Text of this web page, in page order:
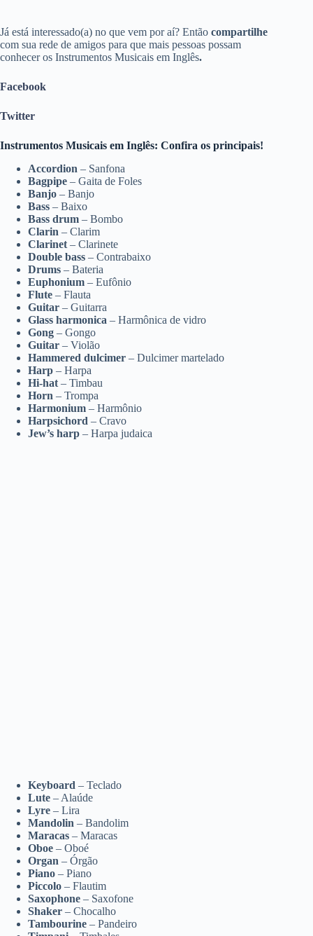
Já está interessado(a) no que vem por aí? Então compartilhe
com sua rede de amigos para que mais pessoas possam
conhecer os Instrumentos Musicais em Inglês.
Facebook
Twitter
Instrumentos Musicais em Inglês: Confira os principais!
Accordion – Sanfona
Bagpipe – Gaita de Foles
Banjo – Banjo
Bass – Baixo
Bass drum – Bombo
Clarin – Clarim
Clarinet – Clarinete
Double bass – Contrabaixo
Drums – Bateria
Euphonium – Eufônio
Flute – Flauta
Guitar – Guitarra
Glass harmonica – Harmônica de vidro
Gong – Gongo
Guitar – Violão
Hammered dulcimer – Dulcimer martelado
Harp – Harpa
Hi-hat – Timbau
Horn – Trompa
Harmonium – Harmônio
Harpsichord – Cravo
Jew’s harp – Harpa judaica
Keyboard – Teclado
Lute – Alaúde
Lyre – Lira
Mandolin – Bandolim
Maracas – Maracas
Oboe – Oboé
Organ – Órgão
Piano – Piano
Piccolo – Flautim
Saxophone – Saxofone
Shaker – Chocalho
Tambourine – Pandeiro